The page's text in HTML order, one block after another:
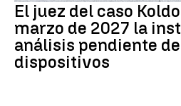
El juez del caso
marzo de 2027 la
análisis pendiente
dispositivos